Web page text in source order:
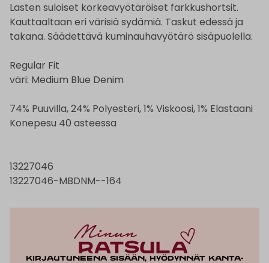
Lasten suloiset korkeavyötäröiset farkkushortsit.
Kauttaaltaan eri värisiä sydämiä. Taskut edessä ja
takana. Säädettävä kuminauhavyötärö sisäpuolella.
Regular Fit
väri: Medium Blue Denim
74% Puuvilla, 24% Polyesteri, 1% Viskoosi, 1% Elastaani
Konepesu 40 asteessa
13227046
13227046-MBDNM--164
Kirjautuneena sisään, hyödynnät kanta-